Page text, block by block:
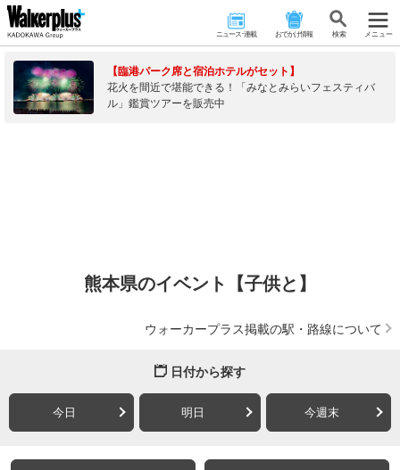
ニュース･連載 おでかけ情報 検 索 メニュー
【臨港パーク席と宿泊ホテルがセット】
花火を間近で堪能できる！「みなとみらいフェスティバ
ル」鑑賞ツアーを販売中
熊本県のイベント【子供と】
ウォーカープラス掲載の駅・路線について
日付から探す
今日 明日 今週末